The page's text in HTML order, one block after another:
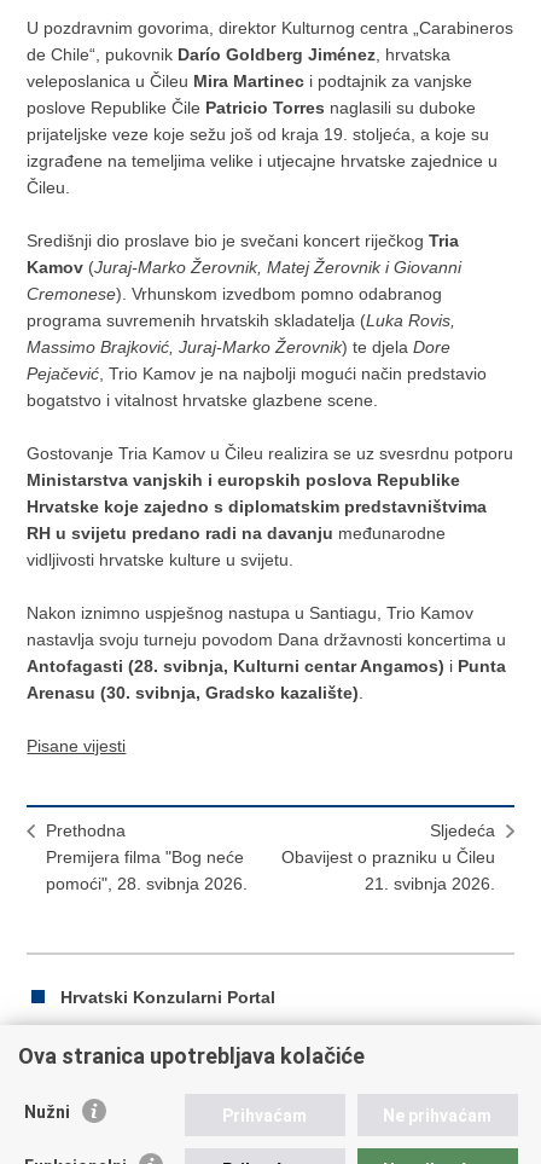
U pozdravnim govorima, direktor Kulturnog centra „Carabineros
de Chile“, pukovnik Darío Goldberg Jiménez , hrvatska
veleposlanica u Čileu Mira Martinec i podtajnik za vanjske
poslove Republike Čile Patricio Torres naglasili su duboke
prijateljske veze koje sežu još od kraja 19. stoljeća, a koje su
izgrađene na temeljima velike i utjecajne hrvatske zajednice u
Čileu.
Središnji dio proslave bio je svečani koncert riječkogTria
Kamov (Juraj-Marko Žerovnik, Matej Žerovnik i Giovanni
Cremonese). Vrhunskom izvedbom pomno odabranog
programa suvremenih hrvatskih skladatelja (Luka Rovis,
Massimo Brajković, Juraj-Marko Žerovnik) te djelaDore
Pejačević , Trio Kamov je na najbolji mogući način predstavio
bogatstvo i vitalnost hrvatske glazbene scene.
Gostovanje Tria Kamov u Čileu realizira se uz svesrdnu potporu
Ministarstva vanjskih i europskih poslova Republike
Hrvatske koje zajedno s diplomatskim predstavništvima
RH u svijetu predano radi na davanju međunarodne
vidljivosti hrvatske kulture u svijetu.
Nakon iznimno uspješnog nastupa u Santiagu, Trio Kamov
nastavlja svoju turneju povodom Dana državnosti koncertima u
Antofagasti (28. svibnja, Kulturni centar Angamos) i Punta
Arenasu (30. svibnja, Gradsko kazalište)
Pisane vijesti
Prethodna
Premijera filma "Bog neće
pomoći", 28. svibnja 2026.
Sljedeća
Obavijest o prazniku u Čileu
21. svibnja 2026.
Hrvatski Konzularni Portal
Ispiši
Podijeli
Ova stranica upotrebljava kolačiće
Nužni Prihvaćam Ne prihvaćam